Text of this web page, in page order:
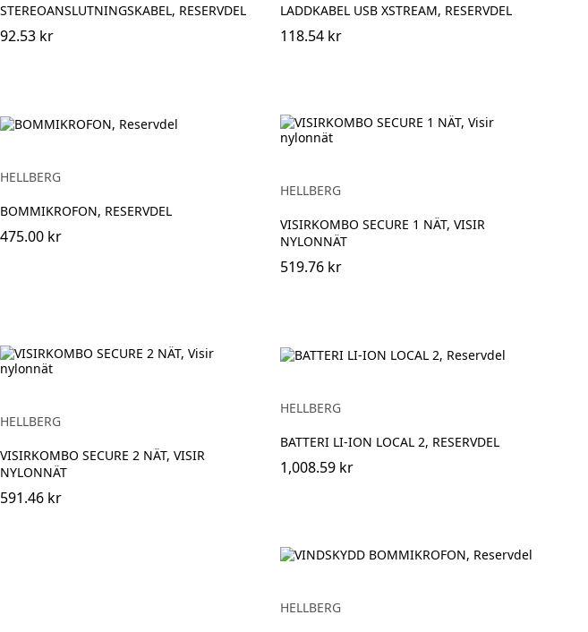
STEREOANSLUTNINGSKABEL, RESERVDEL
92.53 kr
LADDKABEL USB XSTREAM, RESERVDEL
118.54 kr
HELLBERG
BOMMIKROFON, RESERVDEL
475.00 kr
HELLBERG
VISIRKOMBO SECURE 1 NÄT, VISIR
NYLONNÄT
519.76 kr
HELLBERG
VISIRKOMBO SECURE 2 NÄT, VISIR
NYLONNÄT
591.46 kr
HELLBERG
BATTERI LI-ION LOCAL 2, RESERVDEL
1,008.59 kr
HELLBERG